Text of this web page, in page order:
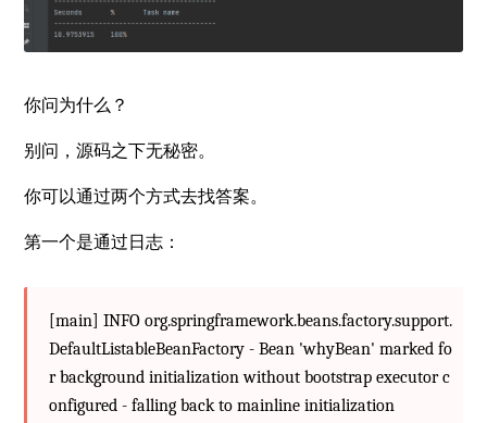
你问为什么？
别问，源码之下无秘密。
你可以通过两个方式去找答案。
第一个是通过日志：
[main] INFO org.springframework.beans.factory.support.
DefaultListableBeanFactory - Bean 'whyBean' marked fo
r background initialization without bootstrap executor c
onfigured - falling back to mainline initialization